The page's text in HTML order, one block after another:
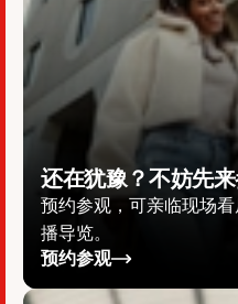
还在犹豫？不妨先来
预约参观，可亲临现场
播导览。
预约参观